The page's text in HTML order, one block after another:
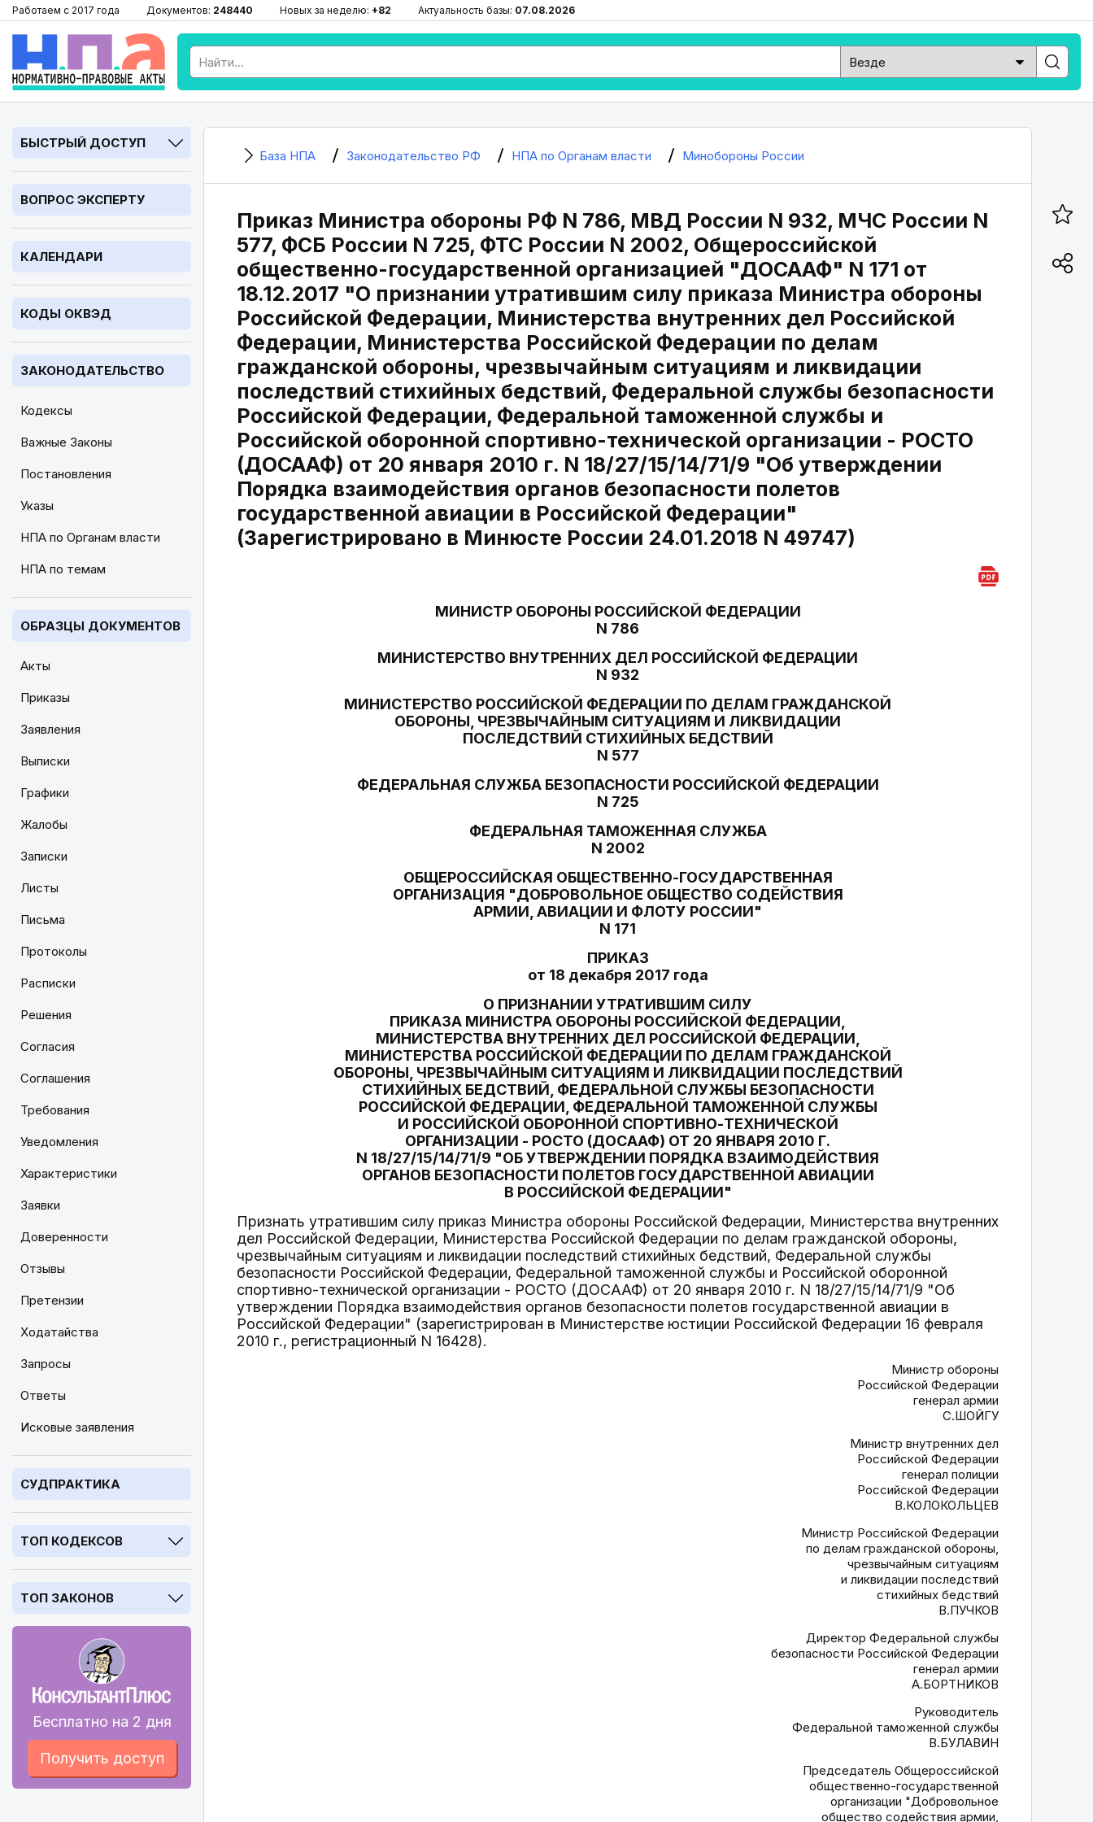
Работаем с 2017 года Документов: 248440 Новых за неделю: +82 Актуальность базы: 07.08.2026
БЫСТРЫЙ ДОСТУП
ВОПРОС ЭКСПЕРТУ
КАЛЕНДАРИ
КОДЫ ОКВЭД
ЗАКОНОДАТЕЛЬСТВО
Кодексы
Важные Законы
Постановления
Указы
НПА по Органам власти
НПА по темам
ОБРАЗЦЫ ДОКУМЕНТОВ
Акты
Приказы
Заявления
Выписки
Графики
Жалобы
Записки
Листы
Письма
Протоколы
Расписки
Решения
Согласия
Соглашения
Требования
Уведомления
Характеристики
Заявки
Доверенности
Отзывы
Претензии
Ходатайства
Запросы
Ответы
Исковые заявления
СУДПРАКТИКА
ТОП КОДЕКСОВ
ТОП ЗАКОНОВ
Бесплатно на 2 дня
Получить доступ
База НПА Законодательство РФ НПА по Органам власти Минобороны России
Приказ Министра обороны РФ N 786, МВД России N 932, МЧС России N
577, ФСБ России N 725, ФТС России N 2002, Общероссийской
общественно-государственной организацией "ДОСААФ" N 171 от
18.12.2017 "О признании утратившим силу приказа Министра обороны
Российской Федерации, Министерства внутренних дел Российской
Федерации, Министерства Российской Федерации по делам
гражданской обороны, чрезвычайным ситуациям и ликвидации
последствий стихийных бедствий, Федеральной службы безопасности
Российской Федерации, Федеральной таможенной службы и
Российской оборонной спортивно-технической организации - РОСТО
(ДОСААФ) от 20 января 2010 г. N 18/27/15/14/71/9 "Об утверждении
Порядка взаимодействия органов безопасности полетов
государственной авиации в Российской Федерации"
(Зарегистрировано в Минюсте России 24.01.2018 N 49747)
МИНИСТР ОБОРОНЫ РОССИЙСКОЙ ФЕДЕРАЦИИ
N 786
МИНИСТЕРСТВО ВНУТРЕННИХ ДЕЛ РОССИЙСКОЙ ФЕДЕРАЦИИ
N 932
МИНИСТЕРСТВО РОССИЙСКОЙ ФЕДЕРАЦИИ ПО ДЕЛАМ ГРАЖДАНСКОЙ
ОБОРОНЫ, ЧРЕЗВЫЧАЙНЫМ СИТУАЦИЯМ И ЛИКВИДАЦИИ
ПОСЛЕДСТВИЙ СТИХИЙНЫХ БЕДСТВИЙ
N 577
ФЕДЕРАЛЬНАЯ СЛУЖБА БЕЗОПАСНОСТИ РОССИЙСКОЙ ФЕДЕРАЦИИ
N 725
ФЕДЕРАЛЬНАЯ ТАМОЖЕННАЯ СЛУЖБА
N 2002
ОБЩЕРОССИЙСКАЯ ОБЩЕСТВЕННО-ГОСУДАРСТВЕННАЯ
ОРГАНИЗАЦИЯ "ДОБРОВОЛЬНОЕ ОБЩЕСТВО СОДЕЙСТВИЯ
АРМИИ, АВИАЦИИ И ФЛОТУ РОССИИ"
N 171
ПРИКАЗ
от 18 декабря 2017 года
О ПРИЗНАНИИ УТРАТИВШИМ СИЛУ
ПРИКАЗА МИНИСТРА ОБОРОНЫ РОССИЙСКОЙ ФЕДЕРАЦИИ,
МИНИСТЕРСТВА ВНУТРЕННИХ ДЕЛ РОССИЙСКОЙ ФЕДЕРАЦИИ,
МИНИСТЕРСТВА РОССИЙСКОЙ ФЕДЕРАЦИИ ПО ДЕЛАМ ГРАЖДАНСКОЙ
ОБОРОНЫ, ЧРЕЗВЫЧАЙНЫМ СИТУАЦИЯМ И ЛИКВИДАЦИИ ПОСЛЕДСТВИЙ
СТИХИЙНЫХ БЕДСТВИЙ, ФЕДЕРАЛЬНОЙ СЛУЖБЫ БЕЗОПАСНОСТИ
РОССИЙСКОЙ ФЕДЕРАЦИИ, ФЕДЕРАЛЬНОЙ ТАМОЖЕННОЙ СЛУЖБЫ
И РОССИЙСКОЙ ОБОРОННОЙ СПОРТИВНО-ТЕХНИЧЕСКОЙ
ОРГАНИЗАЦИИ - РОСТО (ДОСААФ) ОТ 20 ЯНВАРЯ 2010 Г.
N 18/27/15/14/71/9 "ОБ УТВЕРЖДЕНИИ ПОРЯДКА ВЗАИМОДЕЙСТВИЯ
ОРГАНОВ БЕЗОПАСНОСТИ ПОЛЕТОВ ГОСУДАРСТВЕННОЙ АВИАЦИИ
В РОССИЙСКОЙ ФЕДЕРАЦИИ"
Признать утратившим силу приказ Министра обороны Российской Федерации, Министерства внутренних
дел Российской Федерации, Министерства Российской Федерации по делам гражданской обороны,
чрезвычайным ситуациям и ликвидации последствий стихийных бедствий, Федеральной службы
безопасности Российской Федерации, Федеральной таможенной службы и Российской оборонной
спортивно-технической организации - РОСТО (ДОСААФ) от 20 января 2010 г. N 18/27/15/14/71/9 "Об
утверждении Порядка взаимодействия органов безопасности полетов государственной авиации в
Российской Федерации" (зарегистрирован в Министерстве юстиции Российской Федерации 16 февраля
2010 г., регистрационный N 16428).
Министр обороны
Российской Федерации
генерал армии
С.ШОЙГУ
Министр внутренних дел
Российской Федерации
генерал полиции
Российской Федерации
В.КОЛОКОЛЬЦЕВ
Министр Российской Федерации
по делам гражданской обороны,
чрезвычайным ситуациям
и ликвидации последствий
стихийных бедствий
В.ПУЧКОВ
Директор Федеральной службы
безопасности Российской Федерации
генерал армии
А.БОРТНИКОВ
Руководитель
Федеральной таможенной службы
В.БУЛАВИН
Председатель Общероссийской
общественно-государственной
организации "Добровольное
общество содействия армии,